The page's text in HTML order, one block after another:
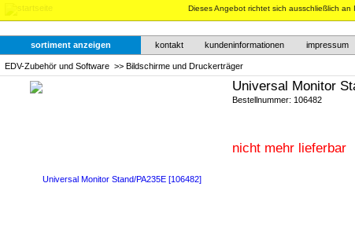
Dieses Angebot richtet sich ausschließlich
sortiment anzeigen kontakt kundeninformationen impressum
EDV-Zubehör und Software>> Bildschirme und Druckerträger
Universal Monitor
Bestellnummer: 106482
nicht mehr lieferbar